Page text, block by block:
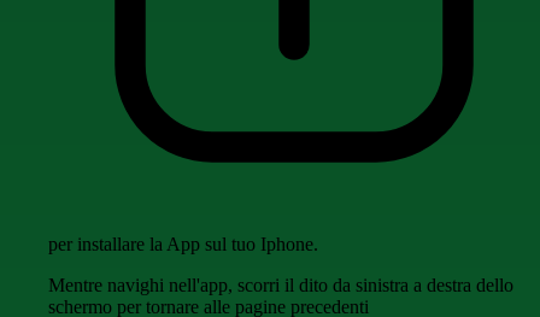
per installare la App sul tuo Iphone.
Mentre navighi nell'app, scorri il dito da sinistra a destra dello
schermo per tornare alle pagine precedenti